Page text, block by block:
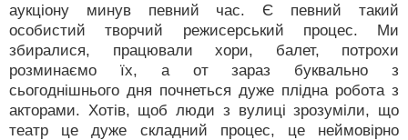
аукціону минув певний час. Є певний такий
особистий творчий режисерський процес. Ми
збиралися, працювали хори, балет, потрохи
розминаємо їх, а от зараз буквально з
сьогоднішнього дня почнеться дуже плідна робота з
акторами. Хотів, щоб люди з вулиці зрозуміли, що
театр це дуже складний процес, це неймовірно